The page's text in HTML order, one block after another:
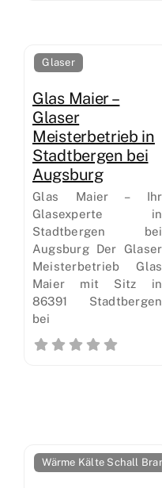
Glaser
Glas Maier –
Glaser
Meisterbetrieb in
Stadtbergen bei
Augsburg
Glas Maier – Ihr
Glasexperte in
Stadtbergen bei
Augsburg Der Glaser
Meisterbetrieb Glas
Maier mit Sitz in
86391 Stadtbergen
bei
Wärme Kälte Schall